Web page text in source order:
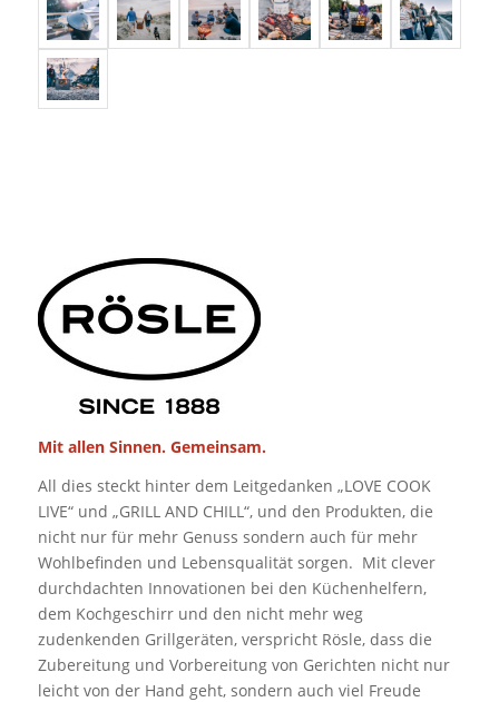
Mit allen Sinnen. Gemeinsam.
All dies steckt hinter dem Leitgedanken „LOVE COOK
LIVE“ und „GRILL AND CHILL“, und den Produkten, die
nicht nur für mehr Genuss sondern auch für mehr
Wohlbefinden und Lebensqualität sorgen. Mit clever
durchdachten Innovationen bei den Küchenhelfern,
dem Kochgeschirr und den nicht mehr weg
zudenkenden Grillgeräten, verspricht Rösle, dass die
Zubereitung und Vorbereitung von Gerichten nicht nur
leicht von der Hand geht, sondern auch viel Freude